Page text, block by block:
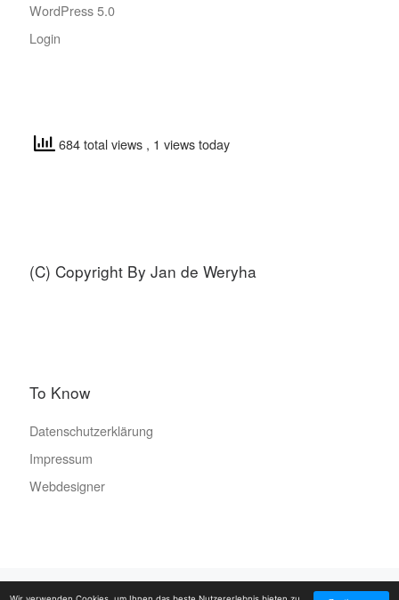
WordPress 5.0
Login
684 total views , 1 views today
(C) Copyright By Jan de Weryha
To Know
Datenschutzerklärung
Impressum
Webdesigner